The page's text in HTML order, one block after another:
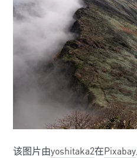
该图片由yoshitaka2在Pixabay